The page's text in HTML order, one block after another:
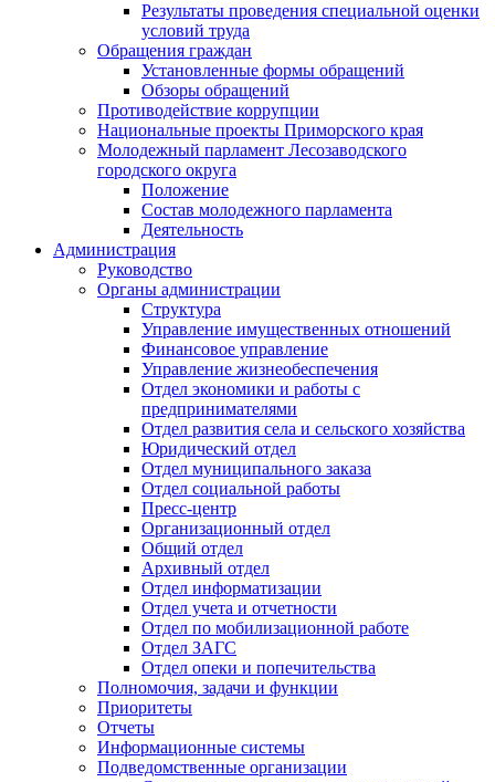
Результаты проведения специальной оценки
условий труда
Обращения граждан
Установленные формы обращений
Обзоры обращений
Противодействие коррупции
Национальные проекты Приморского края
Молодежный парламент Лесозаводского
городского округа
Положение
Состав молодежного парламента
Деятельность
Администрация
Руководство
Органы администрации
Структура
Управление имущественных отношений
Финансовое управление
Управление жизнеобеспечения
Отдел экономики и работы с
предпринимателями
Отдел развития села и сельского хозяйства
Юридический отдел
Отдел муниципального заказа
Отдел социальной работы
Пресс-центр
Организационный отдел
Общий отдел
Архивный отдел
Отдел информатизации
Отдел учета и отчетности
Отдел по мобилизационной работе
Отдел ЗАГС
Отдел опеки и попечительства
Полномочия, задачи и функции
Приоритеты
Отчеты
Информационные системы
Подведомственные организации